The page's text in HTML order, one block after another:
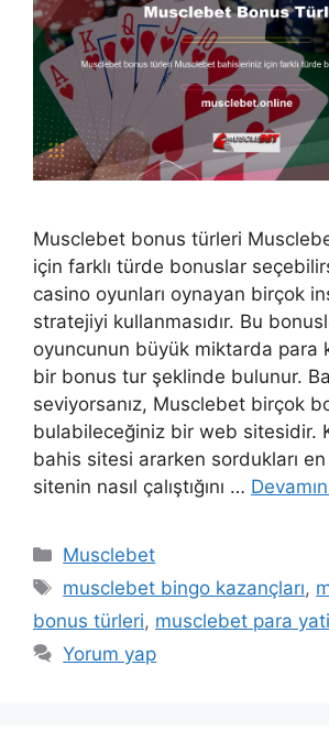
Musclebet bonus türleri
için farklı türde bonuslar
casino oyunları oynayan birçok
stratejiyi kullanmasıdır. Bu
oyuncunun büyük miktarda para
bir bonus tur şeklinde bulunur.
seviyorsanız, Musclebet birçok
bulabileceğiniz bir web sitesidir.
bahis sitesi ararken sordukları en
sitenin nasıl çalıştığını …
Kategoriler
Musclebet
Etiketler
musclebet bingo kazançları,
bonus türleri, musclebet para
Yorum yap